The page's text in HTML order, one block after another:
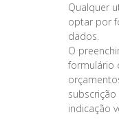
Qualquer
optar por
dados.
O
formulário
indicação